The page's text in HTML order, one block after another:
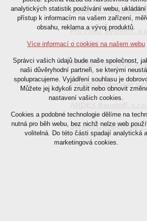
ESCO CZ
Pro Floor Systems, a.s.
Junckers
PARKET ATELIER
Parkety Hinterseer
Serafin Campestrini
FeelWood
udržení kontextu stránek (session):
případná přihlášení, volby jazyka,
Volitelná cookies
vyhodnocení návštěvnosti
marketingová cookies (Google)
Více informací o cookies na našem webu
Přijmout všechny cookies
analytických statistik používání webu, ukládání
přístup k informacím na vašem zařízení,
obsahu, reklama a vývoj produktů.
Více informací o cookies na našem webu
Správci vašich údajů bude naše společnost,
naši důvěryhodní partneři, se kterými
spolupracujeme. Vyjádření souhlasu je
Můžete jej kdykoli zrušit nebo obnovit
nastavení vašich cookies.
Cookies a podobné technologie dělíme na
nutná pro běh webu, bez nichž nelze web
volitelná. Do této části spadají analytická a
marketingová cookies.